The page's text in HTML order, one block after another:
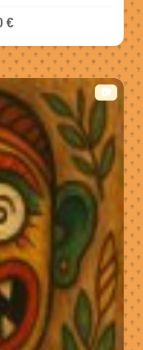
€
📷